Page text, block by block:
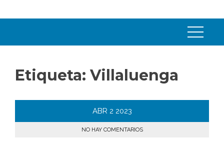
Etiqueta: Villaluenga
ABR 2 2023
NO HAY COMENTARIOS